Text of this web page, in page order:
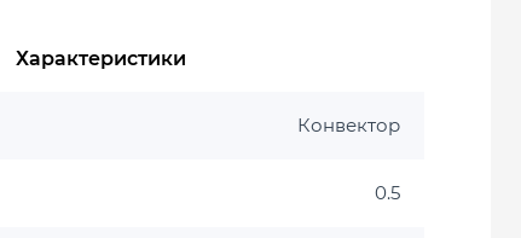
Характеристики
Конвектор
0.5